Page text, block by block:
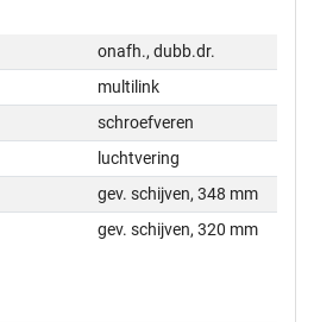
onafh., dubb.dr.
multilink
schroefveren
luchtvering
gev. schijven, 348 mm
gev. schijven, 320 mm